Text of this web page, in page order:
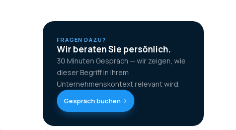
FRAGEN DAZU?
Wir beraten Sie persönlich.
30 Minuten Gespräch — wir zeigen, wie
dieser Begriff in Ihrem
Unternehmenskontext relevant wird.
Gespräch buchen